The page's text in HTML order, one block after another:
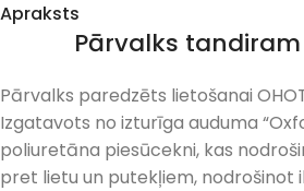
Apraksts
Pārvalks tandiram
Pārvalks paredzēts lietošanai
Izgatavots no izturīga auduma
poliuretāna piesūcekni, kas
pret lietu un putekļiem, nodrošinot